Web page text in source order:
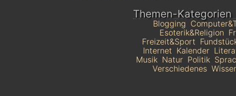
Themen-Kategorien
Blogging
Esoterik&Religion
Freizeit&Sport
Internet Kalender
Musik Natur Politik
Verschiedenes